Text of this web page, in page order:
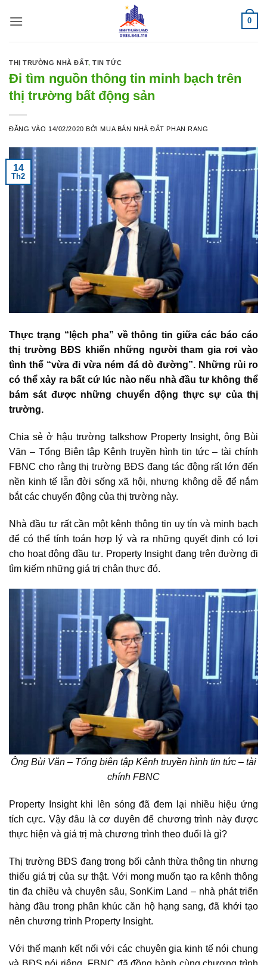
qua
0
THỊ TRƯỜNG NHÀ ĐẤT,TIN TỨC
Đi tìm nguồn thông tin minh bạch trên
thị trường bất động sản
ĐĂNG VÀO 14/02/2020 BỞI MUA BÁN NHÀ ĐẤT PHAN RANG
14
Th2
Thực trạng “lệch pha” về thông tin giữa các báo cáo
thị trường BĐS khiến những người tham gia rơi vào
tình thế “vừa đi vừa ném đá dò đường”. Những rủi ro
có thể xảy ra bất cứ lúc nào nếu nhà đầu tư không thể
bám sát được những chuyển động thực sự của thị
trường.
Chia sẻ ở hậu trường talkshow Property Insight, ông Bùi
Văn – Tổng Biên tập Kênh truyền hình tin tức – tài chính
FBNC cho rằng thị trường BĐS đang tác động rất lớn đến
nền kinh tế lẫn đời sống xã hội, nhưng không dễ để nắm
bắt các chuyển động của thị trường này.
Nhà đầu tư rất cần một kênh thông tin uy tín và minh bạch
để có thể tính toán hợp lý và ra những quyết định có lợi
cho hoạt động đầu tư. Property Insight đang trên đường đi
tìm kiếm những giá trị chân thực đó.
Ông Bùi Văn – Tổng biên tập Kênh truyền hình tin tức – tài
chính FBNC
Property Insight khi lên sóng đã đem lại nhiều hiệu ứng
tích cực. Vậy đâu là cơ duyên để chương trình này được
thực hiện và giá trị mà chương trình theo đuổi là gì?
Thị trường BĐS đang trong bối cảnh thừa thông tin nhưng
thiếu giá trị của sự thật. Với mong muốn tạo ra kênh thông
tin đa chiều và chuyên sâu, SonKim Land – nhà phát triển
hàng đầu trong phân khúc căn hộ hạng sang, đã khởi tạo
nên chương trình Property Insight.
Với thế mạnh kết nối với các chuyên gia kinh tế nói chung